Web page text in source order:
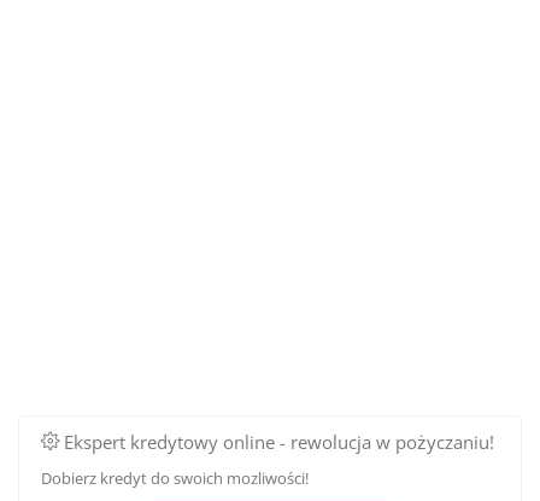
Ekspert kredytowy online - rewolucja w pożyczaniu!
Dobierz kredyt do swoich mozliwości!